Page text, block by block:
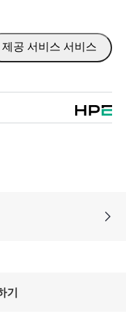
제공 서비스 서비스
기